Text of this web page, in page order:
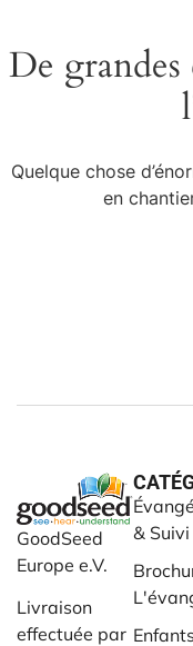
De grandes
Quelque chose
en
GoodSeed
Europe e.V.
Livraison
effectuée par
& Suivi
Enfants